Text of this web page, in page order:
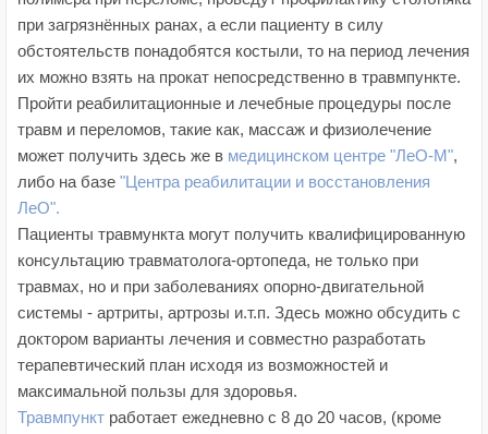
при загрязнённых ранах, а если пациенту в силу
обстоятельств понадобятся костыли, то на период лечения
их можно взять на прокат непосредственно в травмпункте.
Пройти реабилитационные и лечебные процедуры после
травм и переломов, такие как, массаж и физиолечение
может получить здесь же в медицинском центре "ЛеО-М",
либо на базе "Центра реабилитации и восстановления
ЛеО".
Пациенты травмункта могут получить квалифицированную
консультацию травматолога-ортопеда, не только при
травмах, но и при заболеваниях опорно-двигательной
системы - артриты, артрозы и.т.п. Здесь можно обсудить с
доктором варианты лечения и совместно разработать
терапевтический план исходя из возможностей и
максимальной пользы для здоровья.
Травмпункт работает ежедневно с 8 до 20 часов, (кроме